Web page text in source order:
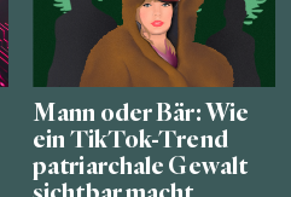
Mann oder Bär: Wie
ein TikTok-Trend
patriarchale Gewalt